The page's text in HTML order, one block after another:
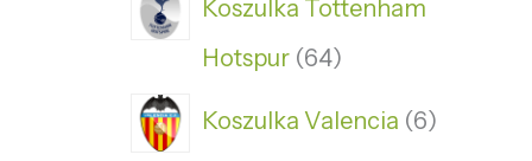
Koszulka Tottenham
Hotspur 64
Koszulka Valencia 6